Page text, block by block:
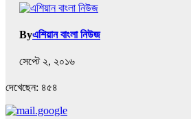
Byএশিয়ান বাংলা নিউজ
সেপ্টে ২, ২০১৬
দেখেছেন: ৪৫৪